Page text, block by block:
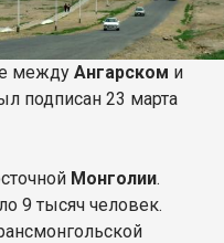
между Ангарском и
подписан 23 марта
Монголии.
9 тысяч человек.